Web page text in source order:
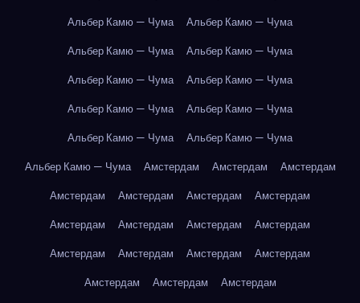
Альбер Камю — Чума
Альбер Камю — Чума
Альбер Камю — Чума
Альбер Камю — Чума
Альбер Камю — Чума
Альбер Камю — Чума
Альбер Камю — Чума
Альбер Камю — Чума
Альбер Камю — Чума
Альбер Камю — Чума
Альбер Камю — Чума
Амстердам Амстердам
Амстердам
Амстердам
Амстердам Амстердам
Амстердам
Амстердам
Амстердам Амстердам
Амстердам
Амстердам
Амстердам Амстердам
Амстердам
Амстердам
Амстердам
Амстердам